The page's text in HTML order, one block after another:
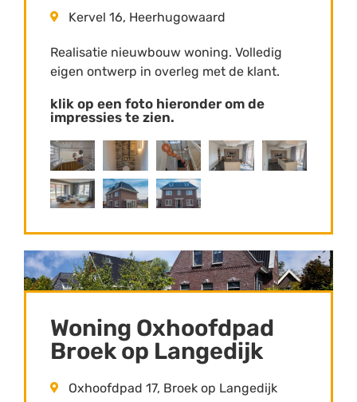
Kervel 16, Heerhugowaard
Realisatie nieuwbouw woning. Volledig
eigen ontwerp in overleg met de klant.
klik op een foto hieronder om de
impressies te zien.
Woning Oxhoofdpad
Broek op Langedijk
Oxhoofdpad 17, Broek op Langedijk